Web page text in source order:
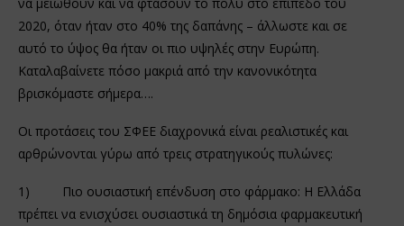
2020, όταν ήταν στο 40% της δαπάνης – άλλωστε και σε
αυτό το ύψος θα ήταν οι πιο υψηλές στην Ευρώπη.
Καταλαβαίνετε πόσο μακριά από την κανονικότητα
βρισκόμαστε σήμερα….
Οι προτάσεις του ΣΦΕΕ διαχρονικά είναι ρεαλιστικές και
αρθρώνονται γύρω από τρεις στρατηγικούς πυλώνες:
1) Πιο ουσιαστική επένδυση στο φάρμακο: Η Ελλάδα
πρέπει να ενισχύσει ουσιαστικά τη δημόσια φαρμακευτική